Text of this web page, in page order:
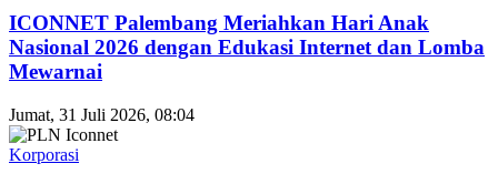
ICONNET Palembang Meriahkan Hari Anak
Nasional 2026 dengan Edukasi Internet dan Lomba
Mewarnai
Jumat, 31 Juli 2026, 08:04
Korporasi